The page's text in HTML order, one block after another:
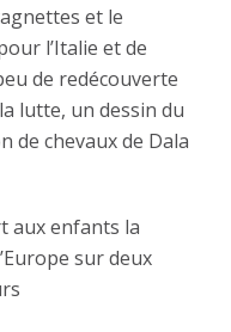
et le
l’Italie et de
de redécouverte
lutte, un dessin du
de chevaux de Dala
aux enfants la
sur deux